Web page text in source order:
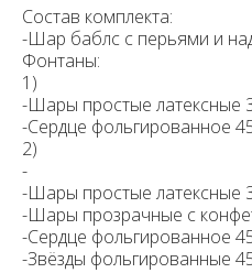
Состав комплекта:
-Шар баблс с перьями и
Фонтаны:
1)
-Шары простые латексные
-Сердце фольгированное
2)
-
-Шары простые латексные
-Шары прозрачные с
-Сердце фольгированное
-Звёзды фольгированные